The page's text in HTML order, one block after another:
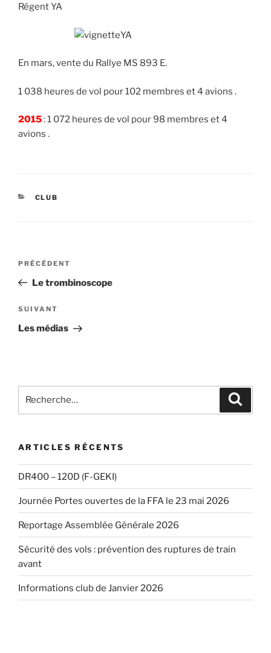
Régent YA
En mars, vente du Rallye MS 893 E.
1 038 heures de vol pour 102 membres et 4 avions .
2015: 1 072 heures de vol pour 98 membres et 4
avions .
CATÉGORIES
CLUB
Navigation
l’article
Article
précédent
PRÉCÉDENT
Le trombinoscope
Article
suivant
SUIVANT
Les médias
pour
ARTICLES RÉCENTS
DR400 – 120D (F-GEKI)
Journée Portes ouvertes de la FFA le 23 mai 2026
Reportage Assemblée Générale 2026
Sécurité des vols : prévention des ruptures de train
avant
Informations club de Janvier 2026